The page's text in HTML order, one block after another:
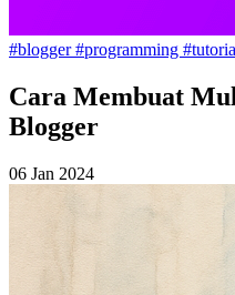
#blogger#programming
Cara Membuat
Blogger
06 Jan 2024